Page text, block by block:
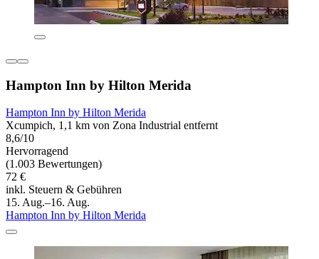
Hampton Inn by Hilton Merida
Hampton Inn by Hilton Merida
Xcumpich, 1,1 km von Zona Industrial entfernt
8,6/10
Hervorragend
(1.003 Bewertungen)
72 €
inkl. Steuern & Gebühren
15. Aug.–16. Aug.
Hampton Inn by Hilton Merida